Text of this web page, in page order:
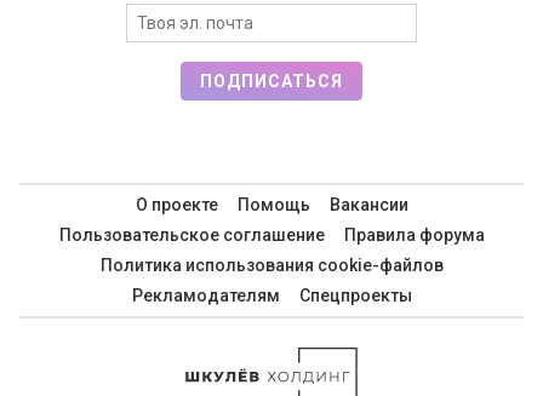
ПОДПИСАТЬСЯ
О проекте Помощь
Вакансии
Пользовательское соглашение
Правила форума
Политика использования cookie-файлов
Рекламодателям
Спецпроекты